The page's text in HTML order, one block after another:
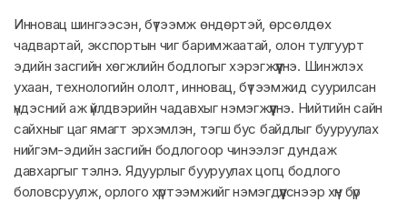
Инновац шингээсэн, бүтээмж өндөртэй, өрсөлдөх
чадвартай, экспортын чиг баримжаатай, олон тулгуурт
эдийн засгийн хөгжлийн бодлогыг хэрэгжүүлнэ. Шинжлэх
ухаан, технологийн ололт, инновац, бүтээмжид суурилсан
үндэсний аж үйлдвэрийн чадавхыг нэмэгжүүлнэ. Нийтийн сайн
сайхныг цаг ямагт эрхэмлэн, тэгш бус байдлыг бууруулах
нийгэм-эдийн засгийн бодлогоор чинээлэг дундаж
давхаргыг тэлнэ. Ядуурлыг бууруулах цогц бодлого
боловсруулж, орлого хүртээмжийг нэмэгдүүлснээр хүн бүр